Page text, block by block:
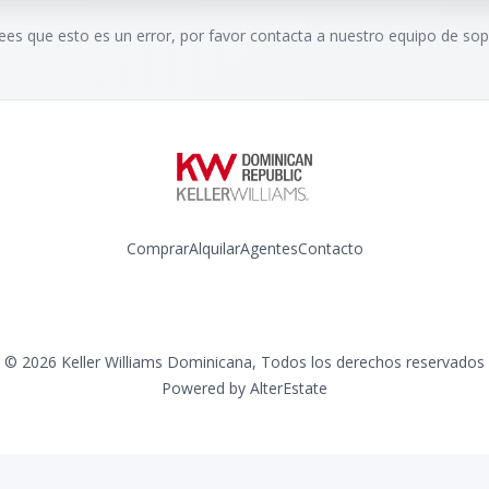
que esto es un error, por favor contacta a nuestro equipo de
ComprarAlquilarAgentesContacto
© 2026 Keller Williams Dominicana, Todos los derechos reservados
Powered by AlterEstate